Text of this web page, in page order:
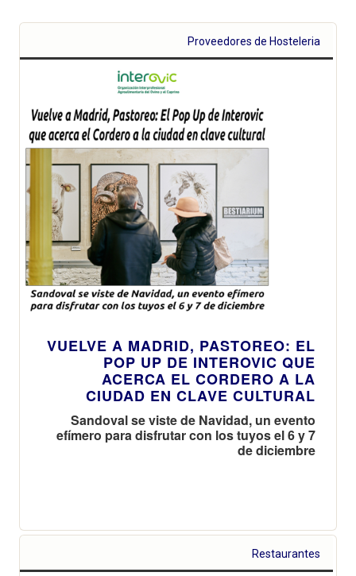
Proveedores de Hosteleria
VUELVE A MADRID, PASTOREO: EL
POP UP DE INTEROVIC QUE
ACERCA EL CORDERO A LA
CIUDAD EN CLAVE CULTURAL
Sandoval se viste de Navidad, un evento
efímero para disfrutar con los tuyos el 6 y 7
de diciembre
Restaurantes